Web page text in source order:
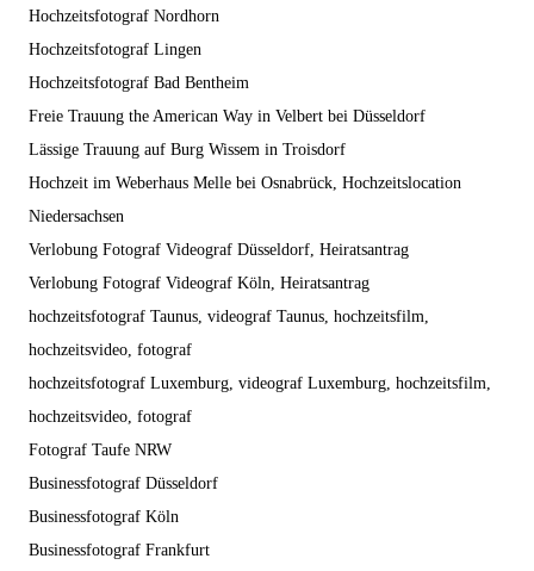
Hochzeitsfotograf Nordhorn
Hochzeitsfotograf Lingen
Hochzeitsfotograf Bad Bentheim
Freie Trauung the American Way in Velbert bei Düsseldorf
Lässige Trauung auf Burg Wissem in Troisdorf
Hochzeit im Weberhaus Melle bei Osnabrück, Hochzeitslocation
Niedersachsen
Verlobung Fotograf Videograf Düsseldorf, Heiratsantrag
Verlobung Fotograf Videograf Köln, Heiratsantrag
hochzeitsfotograf Taunus, videograf Taunus, hochzeitsfilm,
hochzeitsvideo, fotograf
hochzeitsfotograf Luxemburg, videograf Luxemburg, hochzeitsfilm,
hochzeitsvideo, fotograf
Fotograf Taufe NRW
Businessfotograf Düsseldorf
Businessfotograf Köln
Businessfotograf Frankfurt